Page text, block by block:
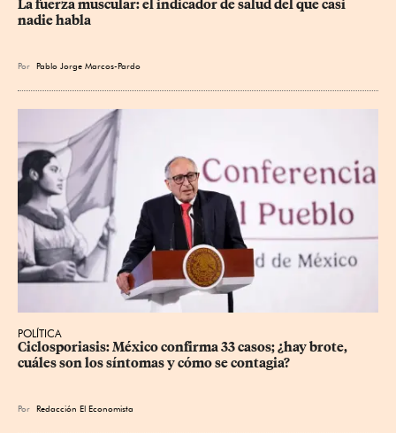
La fuerza muscular: el indicador de salud del que casi
nadie habla
Por Pablo Jorge Marcos-Pardo
POLÍTICA
Ciclosporiasis: México confirma 33 casos; ¿hay brote,
cuáles son los síntomas y cómo se contagia?
Por Redacción El Economista